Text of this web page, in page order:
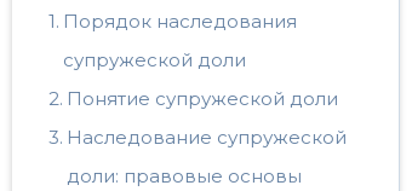
Порядок наследования
супружеской доли
Понятие супружеской доли
Наследование супружеской
доли: правовые основы